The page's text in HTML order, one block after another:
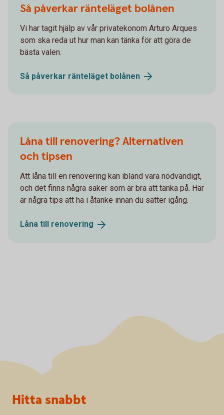
Så påverkar ränteläget bolånen
Vi har tagit hjälp av vår privatekonom Arturo Arques
som ska reda ut hur man kan tänka för att göra de
bästa valen.
Så påverkar ränteläget bolånen
Låna till renovering? Alternativen
och tipsen
Att låna till en renovering kan ibland vara nödvändigt,
och det finns några saker som är bra att tänka på. Här
är några tips att ha i åtanke innan du sätter igång.
Låna till renovering
Sidfot
Hitta snabbt